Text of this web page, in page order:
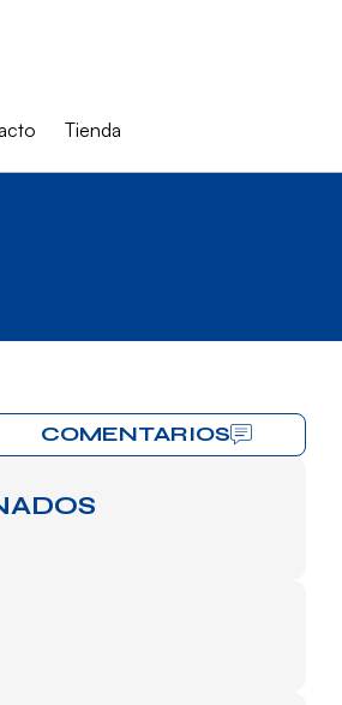
Tienda
COMENTARIOS